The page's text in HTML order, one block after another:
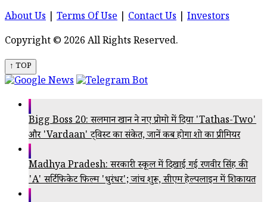
About Us Terms Of Use Contact Us
Investors
Copyright © 2026 All Rights Reserved.
↑ TOP
Bigg Boss 20: सलमान खान ने नए प्रोमो में दिया 'Tathas-Two'
और 'Vardaan' ट्विस्ट का संकेत, जानें कब होगा शो का प्रीमियर
Madhya Pradesh: सरकारी स्कूल में दिखाई गई रणवीर सिंह की
'A' सर्टिफिकेट फिल्म 'धुरंधर'; जांच शुरू, सीएम हेल्पलाइन में शिकायत